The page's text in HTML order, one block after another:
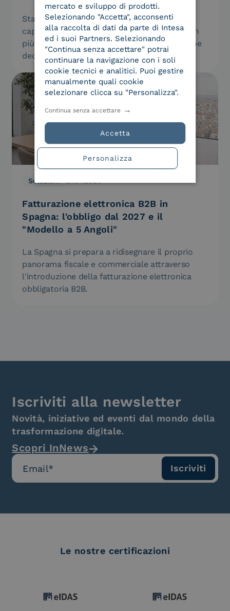
Sta arrivando una generazione di software
capace di agire da sola per conto nostro. Non
più assistenti che suggeriscono, ma agenti che
decidono ed eseguono:…
Soluzioni
Fatturazione elettronica B2B in
Spagna: l'obbligo dal 2027 e il
"Modello a 5 Angoli"
La Spagna si prepara a ridisegnare il proprio
panorama fiscale e commerciale attraverso
l'introduzione della fatturazione elettronica
obbligatoria B2B.
Iscriviti alla newsletter
Novità, iniziative ed eventi dal mondo della
trasformazione digitale.
Scopri InNews
Le nostre certificazioni
mercato e sviluppo di prodotti.
Selezionando "Accetta", acconsenti
alla raccolta di dati da parte di Intesa
ed i suoi Partners. Selezionando
"Continua senza accettare" potrai
continuare la navigazione con i soli
cookie tecnici e analitici. Puoi gestire
manualmente quali cookie
selezionare clicca su "Personalizza".
Accetta
Continua senza accettare
Personalizza